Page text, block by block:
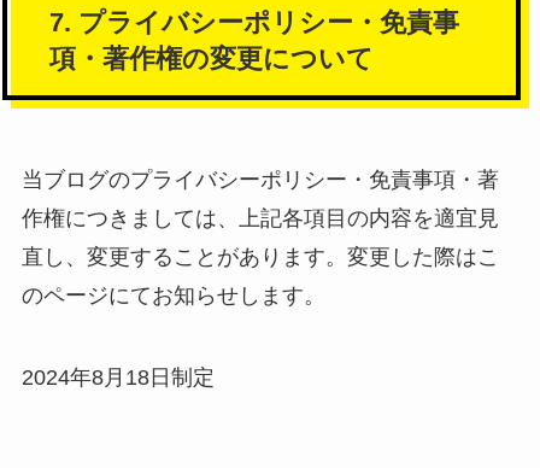
7. プライバシーポリシー・免責事
項・著作権の変更について
当ブログのプライバシーポリシー・免責事項・著
作権につきましては、上記各項目の内容を適宜見
直し、変更することがあります。変更した際はこ
のページにてお知らせします。
2024年8月18日制定